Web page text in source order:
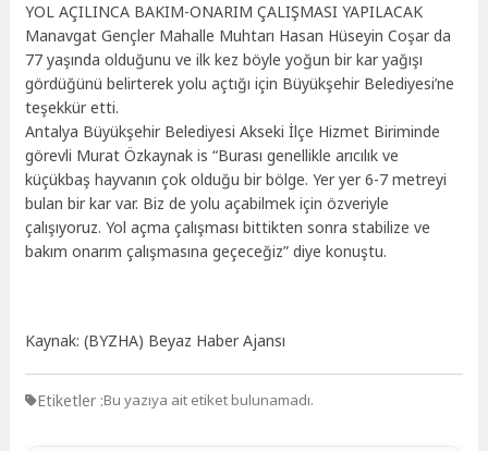
YOL AÇILINCA BAKIM-ONARIM ÇALIŞMASI YAPILACAK
Manavgat Gençler Mahalle Muhtarı Hasan Hüseyin Coşar da
77 yaşında olduğunu ve ilk kez böyle yoğun bir kar yağışı
gördüğünü belirterek yolu açtığı için Büyükşehir Belediyesi’ne
teşekkür etti.
Antalya Büyükşehir Belediyesi Akseki İlçe Hizmet Biriminde
görevli Murat Özkaynak is “Burası genellikle arıcılık ve
küçükbaş hayvanın çok olduğu bir bölge. Yer yer 6-7 metreyi
bulan bir kar var. Biz de yolu açabilmek için özveriyle
çalışıyoruz. Yol açma çalışması bittikten sonra stabilize ve
bakım onarım çalışmasına geçeceğiz” diye konuştu.
Kaynak: (BYZHA) Beyaz Haber Ajansı
Etiketler :Bu yazıya ait etiket bulunamadı.